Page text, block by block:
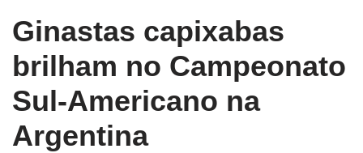
Ginastas capixabas
brilham no Campeonato
Sul-Americano na
Argentina